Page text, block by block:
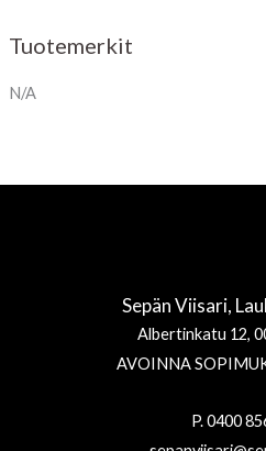
Tuotemerkit
N/A
Sepän Viisari,
Albertinkatu 12,
AVOINNA
P. 0400